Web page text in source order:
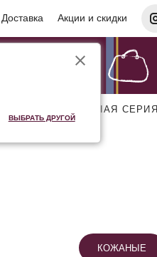
Доставка Акции и скидки
ДОРОЖНАЯ СЕРИЯ
КОЖАНЫЕ
ВЫБРАТЬ ДРУГОЙ